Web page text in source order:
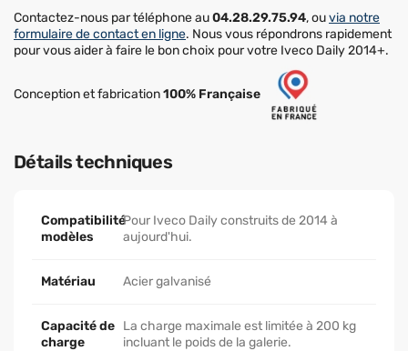
Contactez-nous par téléphone au04.28.29.75.94, ouvia notre
formulaire de contact en ligne. Nous vous répondrons rapidement
pour vous aider à faire le bon choix pour votre Iveco Daily 2014+.
Conception et fabrication100% Française
Détails techniques
Compatibilité
modèles
Pour Iveco Daily construits de 2014 à
aujourd'hui.
Matériau Acier galvanisé
Capacité de
charge
La charge maximale est limitée à 200 kg
incluant le poids de la galerie.